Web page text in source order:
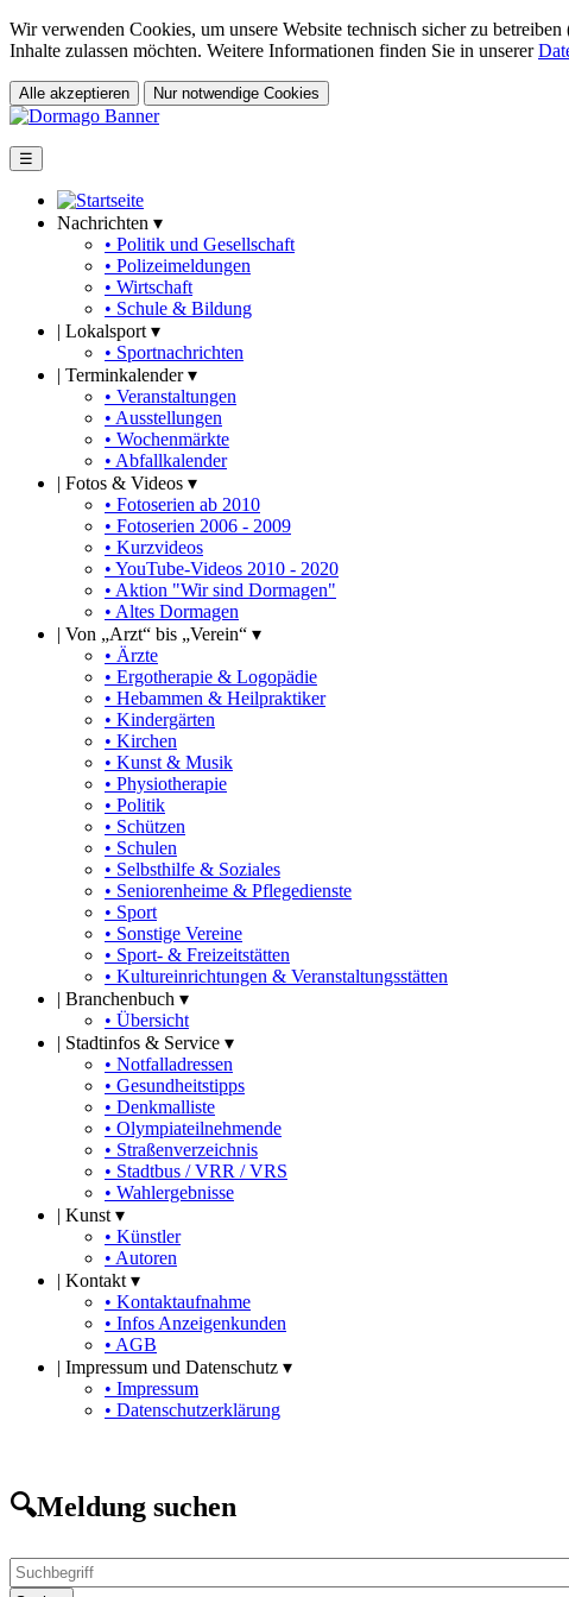
Wir verwenden Cookies, um unsere Website technisch sicher zu
Inhalte zulassen möchten. Weitere Informationen finden Sie in unserer
Alle akzeptieren Nur notwendige Cookies
☰
Nachrichten ▾
• Politik und Gesellschaft
• Polizeimeldungen
• Wirtschaft
• Schule & Bildung
| Lokalsport ▾
• Sportnachrichten
| Terminkalender ▾
• Veranstaltungen
• Ausstellungen
• Wochenmärkte
• Abfallkalender
| Fotos & Videos ▾
• Fotoserien ab 2010
• Fotoserien 2006 - 2009
• Kurzvideos
• YouTube-Videos 2010 - 2020
• Aktion "Wir sind Dormagen"
• Altes Dormagen
| Von „Arzt“ bis „Verein“ ▾
• Ärzte
• Ergotherapie & Logopädie
• Hebammen & Heilpraktiker
• Kindergärten
• Kirchen
• Kunst & Musik
• Physiotherapie
• Politik
• Schützen
• Schulen
• Selbsthilfe & Soziales
• Seniorenheime & Pflegedienste
• Sport
• Sonstige Vereine
• Sport- & Freizeitstätten
• Kultureinrichtungen & Veranstaltungsstätten
| Branchenbuch ▾
• Übersicht
| Stadtinfos & Service ▾
• Notfalladressen
• Gesundheitstipps
• Denkmalliste
• Olympiateilnehmende
• Straßenverzeichnis
• Stadtbus / VRR / VRS
• Wahlergebnisse
| Kunst ▾
• Künstler
• Autoren
| Kontakt ▾
• Kontaktaufnahme
• Infos Anzeigenkunden
• AGB
| Impressum und Datenschutz ▾
• Impressum
• Datenschutzerklärung
🔍Meldung suchen